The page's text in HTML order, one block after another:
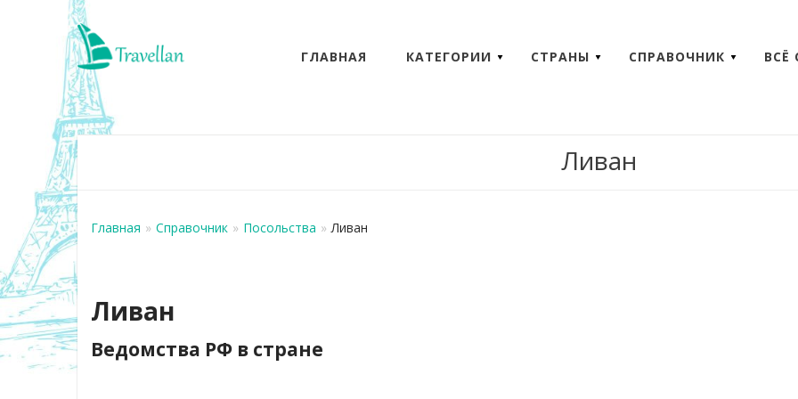
ГЛАВНАЯ КАТЕГОРИИ СТРАНЫ СПРАВОЧНИК ВСЁ
Ливан
Главная » Справочник » Посольства » Ливан
Ливан
Ведомства РФ в стране